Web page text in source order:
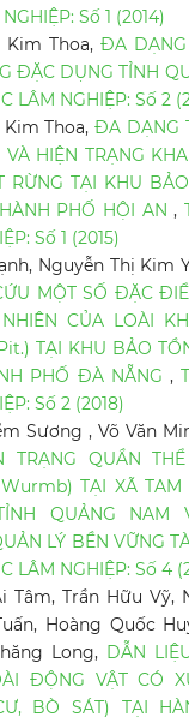
Số 1 (2014)
Kim Thoa, ĐA DẠNG
ĐẶC DỤNG TỈNH
LÂM NGHIỆP: Số 2
Kim Thoa,ĐA DẠNG
VÀ HIỆN TRẠNG
RỪNG TẠI KHU
PHỐ HỘI AN,
Số 1 (2015)
Nguyễn Thị Kim
MỘT SỐ ĐẶC
CỦA LOÀI
TẠI KHU BẢO
PHỐ ĐÀ NẴNG,
Số 2 (2018)
Sương , Võ Văn
TRẠNG QUẦN
TẠI XÃ TAM
QUẢNG
LÝ BỀN VỮNG
LÂM NGHIỆP: Số 4
Tâm, Trần Hữu Vỹ,
Hoàng Quốc
Long, DẪN
ĐỘNG VẬT CÓ
BÒ SÁT) TẠI